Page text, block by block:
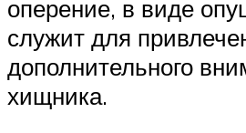
оперение, в виде
служит для
дополнительного
хищника.